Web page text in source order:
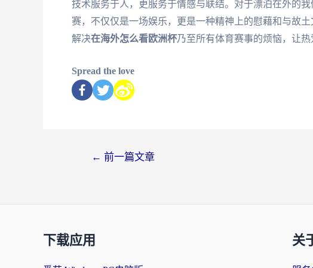
技术服务于人，更服务于情感与联结。对于漂泊在外的
赛，不仅仅是一场娱乐，更是一种精神上的慰藉和与故
解决在海外怎么看欧洲杯乃至所有体育赛事的烦恼，让热
Spread the love
← 前一篇文章
下载应用 关